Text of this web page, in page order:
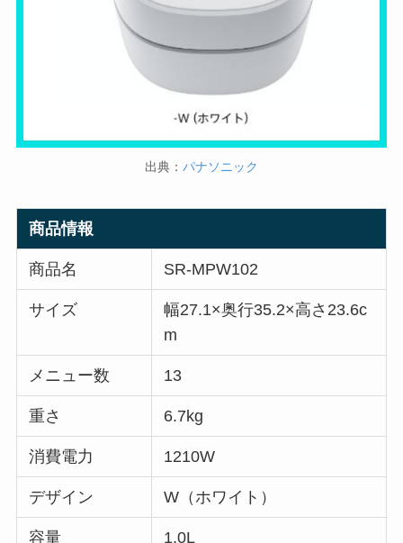
出典： パナソニック
商品情報
商品名 SR-MPW102
サイズ
幅27.1×奥行35.2×高さ23.6c
m
メニュー数 13
重さ 6.7kg
消費電力 1210W
デザイン W（ホワイト）
容量 1.0L